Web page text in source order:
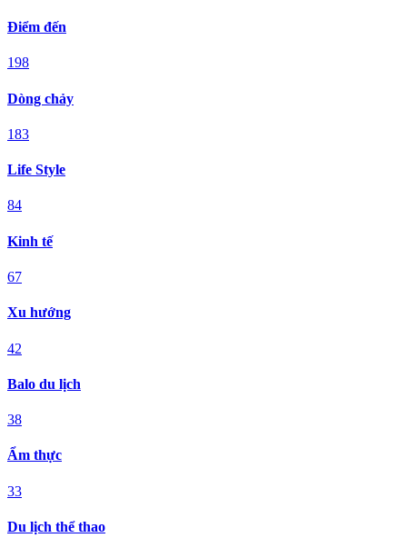
Điểm đến
198
Dòng chảy
183
Life Style
84
Kinh tế
67
Xu hướng
42
Balo du lịch
38
Ẩm thực
33
Du lịch thể thao